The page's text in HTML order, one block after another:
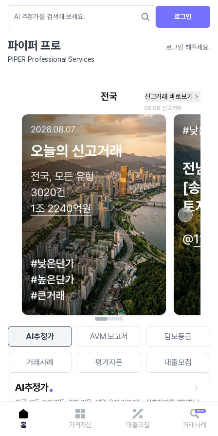
로그인
파이퍼 프로
로그인 해주세요.
PIPER Professional Services
AI추정가 AVM 보고서 담보등급
거래사례 평가자문 대출모집
AI추정가
전국 모든 토지건물, 집합건물, 매월 업데이트되는 AI추정가를 경험해보
세요.
네이버 지도 연결 안내
현재 네이버 지도 연결이 원활하지 않아 지도를 불러올 수 없습니다.
이용에 불편을 드려 죄송합니다.
다시 시도
홈 가격자문 대출모집 거래사례